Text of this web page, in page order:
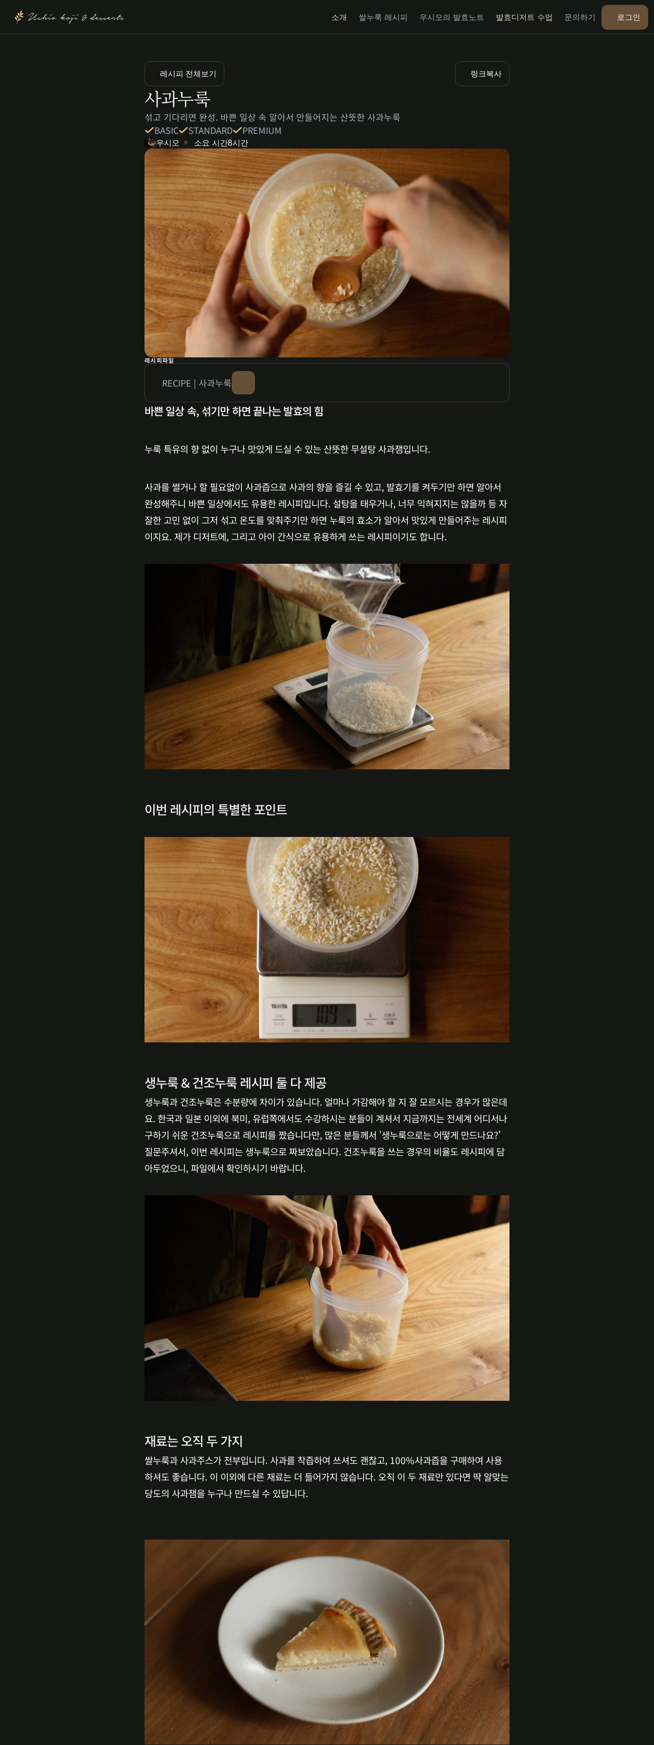
Ushio koji & desserts 소개 쌀누룩 레시피 우시오의 발효노트 발효디저트 수업 문의하기 로그인
레시피 전체보기 링크복사
사과누룩
섞고 기다리면 완성. 바쁜 일상 속 알아서 만들어지는 산뜻한 사과누룩
BASIC
STANDARD PREMIUM
우시오 소요 시간8시간
바쁜 일상 속, 섞기만 하면 끝나는 발효의 힘
누룩 특유의 향 없이 누구나 맛있게 드실 수 있는 산뜻한 무설탕 사과잼입니다.
사과를 썰거나 할 필요없이 사과즙으로 사과의 향을 즐길 수 있고, 발효기를 켜두기만 하면 알아서
완성해주니 바쁜 일상에서도 유용한 레시피입니다. 설탕을 태우거나, 너무 익혀지지는 않을까 등 자
잘한 고민 없이 그저 섞고 온도를 맞춰주기만 하면 누룩의 효소가 알아서 맛있게 만들어주는 레시피
이지요. 제가 디저트에, 그리고 아이 간식으로 유용하게 쓰는 레시피이기도 합니다.
이번 레시피의 특별한 포인트
생누룩 & 건조누룩 레시피 둘 다 제공
생누룩과 건조누룩은 수분량에 차이가 있습니다. 얼마나 가감해야 할 지 잘 모르시는 경우가 많은데
요. 한국과 일본 이외에 북미, 유럽쪽에서도 수강하시는 분들이 계셔서 지금까지는 전세계 어디서나
구하기 쉬운 건조누룩으로 레시피를 짰습니다만, 많은 분들께서 '생누룩으로는 어떻게 만드나요?'
질문주셔서, 이번 레시피는 생누룩으로 짜보았습니다. 건조누룩을 쓰는 경우의 비율도 레시피에 담
아두었으니, 파일에서 확인하시기 바랍니다.
재료는 오직 두 가지
쌀누룩과 사과주스가 전부입니다. 사과를 착즙하여 쓰셔도 괜찮고, 100%사과즙을 구매하여 사용
하셔도 좋습니다. 이 이외에 다른 재료는 더 들어가지 않습니다. 오직 이 두 재료만 있다면 딱 알맞는
당도의 사과잼을 누구나 만드실 수 있답니다.
레시피파일
RECIPE | 사과누룩